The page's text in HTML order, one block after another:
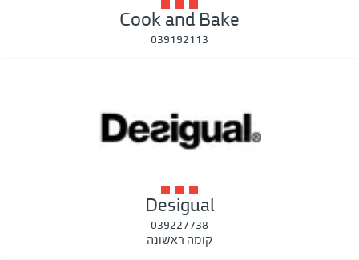
Cook and Bake
039192113
Desigual
039227738
קומה ראשונה